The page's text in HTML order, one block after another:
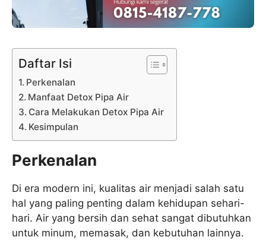
Daftar Isi
Perkenalan
Manfaat Detox Pipa Air
Cara Melakukan Detox Pipa Air
Kesimpulan
Perkenalan
Di era modern ini, kualitas air menjadi salah satu
hal yang paling penting dalam kehidupan sehari-
hari. Air yang bersih dan sehat sangat dibutuhkan
untuk minum, memasak, dan kebutuhan lainnya.